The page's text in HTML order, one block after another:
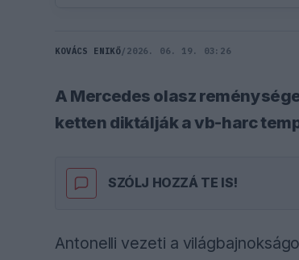
KOVÁCS ENIKŐ/ 2026. 06. 19. 03:26
A Mercedes olasz
ketten diktálják a vb-harc
SZÓLJ HOZZÁ TE IS!
Antonelli vezeti a